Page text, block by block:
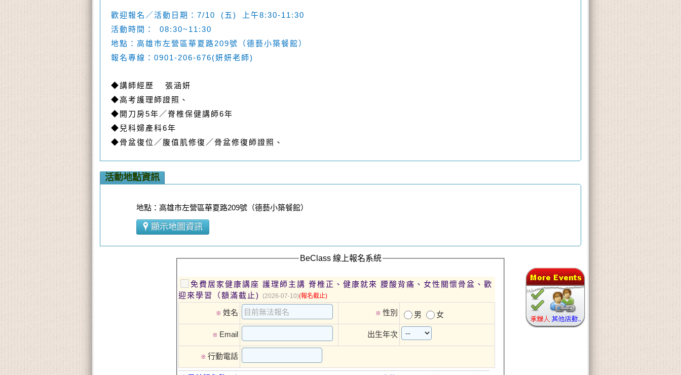
歡迎報名／活動日期： 7/10 (五) 上午8:30-11:30
活動時間： 08:30~11:30
地點：高雄市左營區華夏路209號（德藝小築餐館）
報名專線： 0901-206-676(妍妍老師)
◆講師經歷 張涵妍
◆高考護理師證照、
◆ 開刀房5年／脊椎保健講師6年
◆ 兒科婦產科6年
◆骨盆復位／腹值肌修復／骨盆修復師證照、
活動地點資訊
地點：高雄市左營區華夏路209號（德藝小築餐館）
顯示地圖資訊
BeClass 線上報名系統
免費居家健康講座 護理師主講 脊椎正、健康就來 腰酸背痛、女性關懷骨盆、歡
迎來學習（額滿截止)
(2026-07-10)(報名截止)
※ 姓名 ※ 性別 男 女
※ Email 出生年次
※ 行動電話